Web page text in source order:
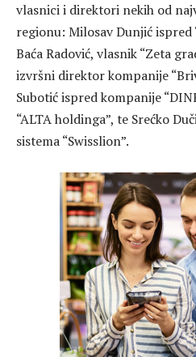
vlasnici i direktori nekih od
regionu: Milosav Dunjić ispred
Baća Radović, vlasnik “Zeta
izvršni direktor kompanije
Subotić ispred kompanije
“ALTA holdinga”, te Srećko
sistema “Swisslion”.